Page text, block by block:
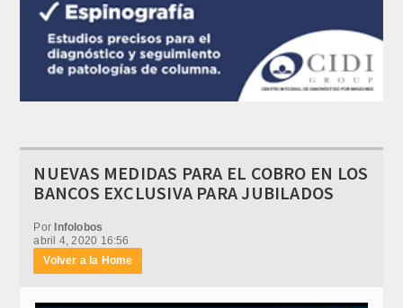
NUEVAS MEDIDAS PARA EL COBRO EN LOS
BANCOS EXCLUSIVA PARA JUBILADOS
PorInfolobos
abril 4, 2020 16:56
Volver a la Home